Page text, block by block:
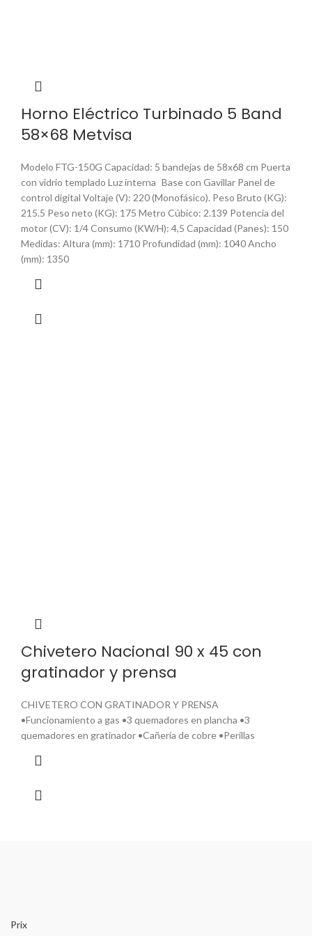
Horno Eléctrico Turbinado 5 Band
58×68 Metvisa
Modelo FTG-150G Capacidad: 5 bandejas de 58x68 cm Puerta
con vidrio templado Luz interna Base con Gavillar Panel de
control digital Voltaje (V): 220 (Monofásico). Peso Bruto (KG):
215.5 Peso neto (KG): 175 Metro Cúbico: 2.139 Potencia del
motor (CV): 1/4 Consumo (KW/H): 4,5 Capacidad (Panes): 150
Medidas: Altura (mm): 1710 Profundidad (mm): 1040 Ancho
(mm): 1350
Chivetero Nacional 90 x 45 con
gratinador y prensa
CHIVETERO CON GRATINADOR Y PRENSA
•Funcionamiento a gas •3 quemadores en plancha •3
quemadores en gratinador •Cañería de cobre •Perillas
Prix